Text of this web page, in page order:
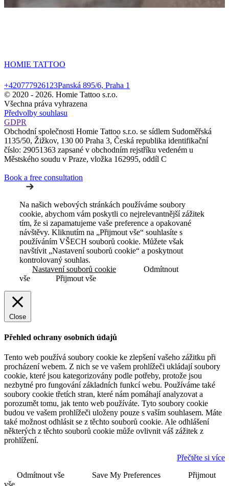
HOMIE TATTOO
+420777926123Panská 895/6, Praha 1
© 2020 - 2026. Homie Tattoo s.r.o.
Všechna práva vyhrazena
Předvolby souhlasu
GDPR
Obchodní společnosti Homie Tattoo s.r.o. se sídlem Sudoměřská
1135/50, Žižkov, 130 00 Praha 3, Česká republika identifikační
číslo: 29051363 zapsané v obchodním rejstříku vedeném u
Městského soudu v Praze, vložka 162995, oddíl C
Book a free consultation
Na našich webových stránkách používáme soubory
cookie, abychom vám poskytli co nejrelevantnější zážitek
tím, že si zapamatujeme vaše preference a opakované
návštěvy. Kliknutím na „Přijmout vše“ souhlasíte s
používáním VŠECH souborů cookie. Můžete však
navštívit „Nastavení souborů cookie“ a poskytnout
kontrolovaný souhlas.
Nastavení souborů cookie
Odmítnout
vše
Přijmout vše
Close
Přehled ochrany osobních údajů
Tento web používá soubory cookie ke zlepšení vašeho zážitku při
procházení webem. Z nich se ve vašem prohlížeči ukládají soubory
cookie, které jsou kategorizovány podle potřeby, protože jsou
nezbytné pro fungování základních funkcí webu. Používáme také
soubory cookie třetích stran, které nám pomáhají analyzovat a
porozumět tomu, jak tento web používáte. Tyto soubory cookie
budou ve vašem prohlížeči uloženy pouze s vaším souhlasem. Máte
také možnost odhlásit se z těchto souborů cookie. Ale odhlášení
některých z těchto souborů cookie může ovlivnit váš zážitek z
prohlížení.
Přečtěte si více
Odmítnout vše
Save My Preferences
Přijmout